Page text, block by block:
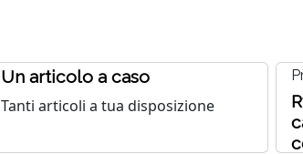
Un articolo a caso
Tanti articoli a tua disposizione